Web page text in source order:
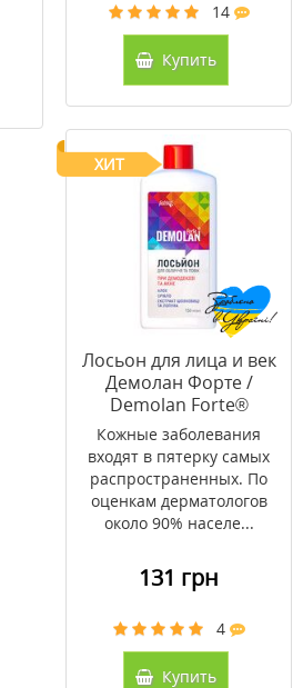
14
Купить
ХИТ
Лосьон для лица и век
Демолан Форте /
Demolan Forte®
150мл
Кожные заболевания
входят в пятерку самых
распространенных. По
оценкам дерматологов
около 90% населе...
131 грн
4
Купить